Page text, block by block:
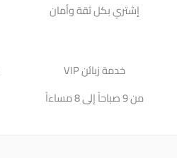
إشتري بكل ثقة وأمان
خدمة زبائن VIP
من 9 صباحاً إلى 8 مساءاً